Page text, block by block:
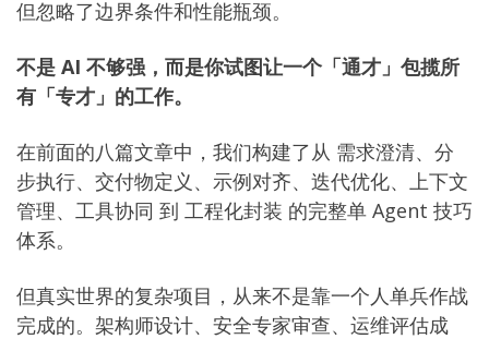
但忽略了边界条件和性能瓶颈。
不是 AI 不够强，而是你试图让一个「通才」包揽所
有「专才」的工作。
在前面的八篇文章中，我们构建了从 需求澄清、 分
步执行、 交付物定义 、 示例对齐、 迭代优化、 上下文
管理、 工具协同 到 工程化封装 的完整单 Agent 技巧
体系。
但真实世界的复杂项目，从来不是靠一个人单兵作战
完成的。架构师设计、安全专家审查、运维评估成